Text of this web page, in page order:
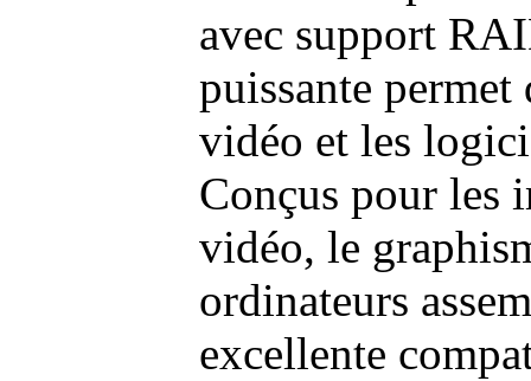
avec support
puissante permet
vidéo et les
Conçus pour les
vidéo, le
ordinateurs
excellente